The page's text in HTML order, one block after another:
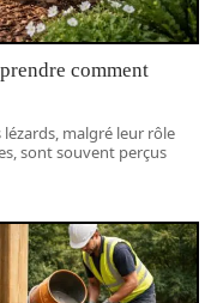
comment
malgré leur rôle
sont souvent perçus